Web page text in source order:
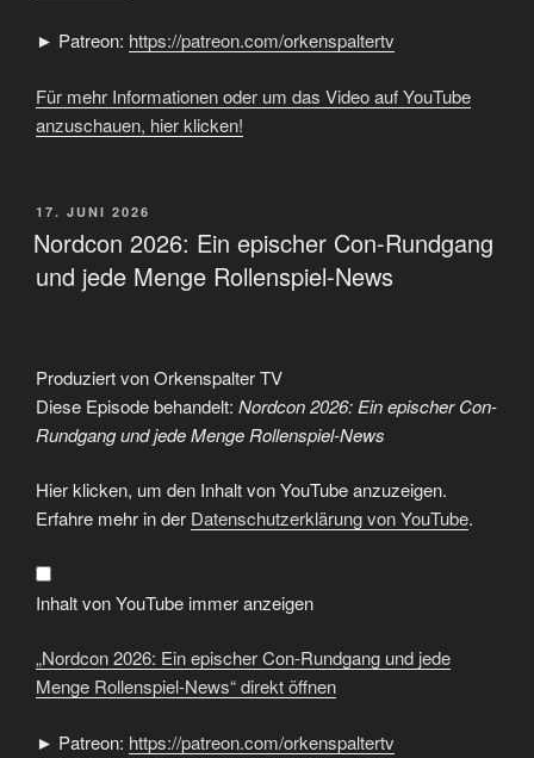
► Patreon: https://patreon.com/orkenspaltertv
Für mehr Informationen oder um das Video auf YouTube
anzuschauen, hier klicken!
VERÖFFENTLICHT
AM
17. JUNI 2026
Nordcon 2026: Ein epischer Con-Rundgang
und jede Menge Rollenspiel-News
Produziert von Orkenspalter TV
Diese Episode behandelt: Nordcon 2026: Ein epischer Con-
Rundgang und jede Menge Rollenspiel-News
„Nordcon
2026:
Ein
epischer
Rundgang
und
jede
Menge
News“
von
YouTube
anzeigen
Hier klicken, um den Inhalt von YouTube anzuzeigen.
Erfahre mehr in der Datenschutzerklärung von YouTube.
Inhalt von YouTube immer anzeigen
„Nordcon 2026: Ein epischer Con-Rundgang und jede
Menge Rollenspiel-News“ direkt öffnen
► Patreon: https://patreon.com/orkenspaltertv